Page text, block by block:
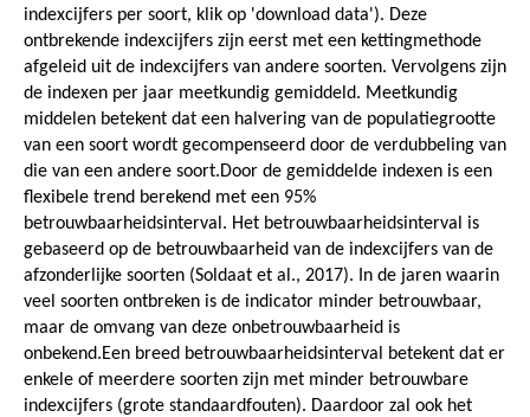
indexcijfers per soort, klik op 'download data'). Deze
ontbrekende indexcijfers zijn eerst met een kettingmethode
afgeleid uit de indexcijfers van andere soorten. Vervolgens zijn
de indexen per jaar meetkundig gemiddeld. Meetkundig
middelen betekent dat een halvering van de populatiegrootte
van een soort wordt gecompenseerd door de verdubbeling van
die van een andere soort.Door de gemiddelde indexen is een
flexibele trend berekend met een 95%
betrouwbaarheidsinterval. Het betrouwbaarheidsinterval is
gebaseerd op de betrouwbaarheid van de indexcijfers van de
afzonderlijke soorten (Soldaat et al., 2017). In de jaren waarin
veel soorten ontbreken is de indicator minder betrouwbaar,
maar de omvang van deze onbetrouwbaarheid is
onbekend.Een breed betrouwbaarheidsinterval betekent dat er
enkele of meerdere soorten zijn met minder betrouwbare
indexcijfers (grote standaardfouten). Daardoor zal ook het